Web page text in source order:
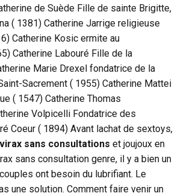
de Suède Fille de sainte Brigitte,
( 1381) Catherine Jarrige religieuse
Catherine Kosic ermite au
Catherine Labouré Fille de la
Marie Drexel fondatrice de la
Sacrement ( 1955) Catherine Mattei
( 1547) Catherine Thomas
Volpicelli Fondatrice des
Coeur ( 1894) Avant lachat de sextoys,
sans consultations et joujoux en
sans consultation genre, il y a bien un
ont besoin du lubrifiant. Le
une solution. Comment faire venir un